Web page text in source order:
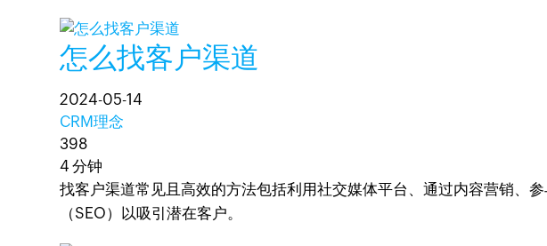
怎么找客户渠道
2024-05-14
CRM理念
398
4 分钟
找客户渠道常见且高效的方法包括利用社交媒体平台、通过内容营销、
（SEO）以吸引潜在客户。